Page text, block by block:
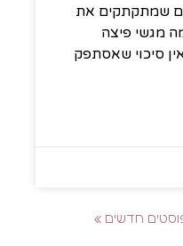
שמתקתקים את
מגשי פיצה
סיכוי שאסתפק
חדשים »